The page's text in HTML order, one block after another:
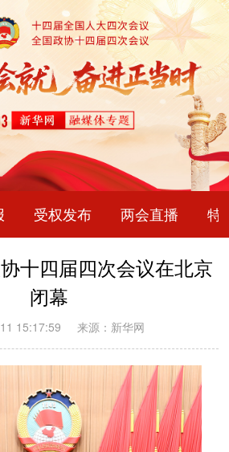
受权发布 两会直播 特
十四届四次会议在北京
闭幕
15:17:59 来源：新华网